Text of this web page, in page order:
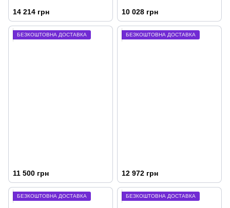
14 214 грн 10 028 грн
БЕЗКОШТОВНА ДОСТАВКА
11 500 грн
БЕЗКОШТОВНА ДОСТАВКА
12 972 грн
БЕЗКОШТОВНА ДОСТАВКА БЕЗКОШТОВНА ДОСТАВКА